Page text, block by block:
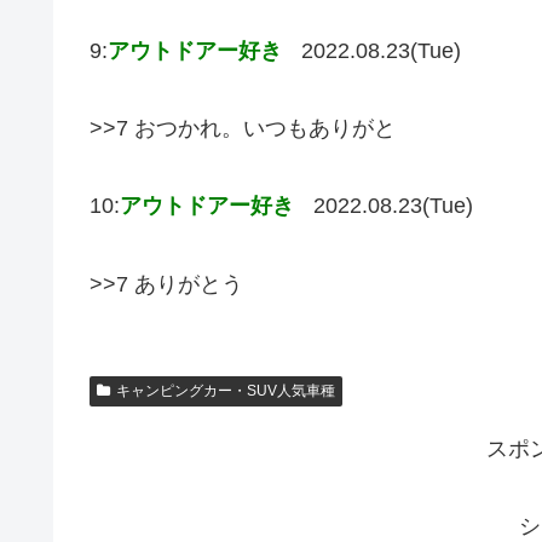
9:アウトドアー好き 2022.08.23(Tue)
>>7 おつかれ。いつもありがと
10:アウトドアー好き 2022.08.23(Tue)
>>7 ありがとう
キャンピングカー・SUV人気車種
スポ